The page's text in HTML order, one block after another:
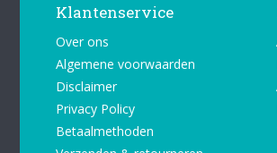
Klantenservice
Over ons
Algemene voorwaarden
Disclaimer
Privacy Policy
Betaalmethoden